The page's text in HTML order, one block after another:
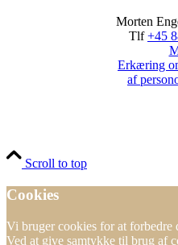
Morten
Tlf+45
Erkæring
af
Scroll to top
Cookies
Vi bruger cookies for at forbedre
Ved at give samtykke til brug af